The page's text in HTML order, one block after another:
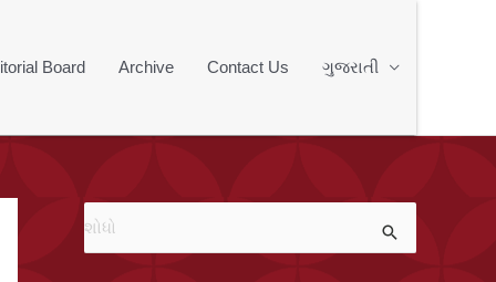
Board Archive Contact Us ગુજરાતી